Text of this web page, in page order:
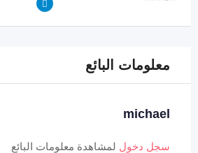
معلومات البائع
michael
سجل دخول لمشاهدة معلومات البائع